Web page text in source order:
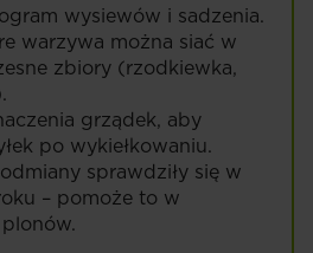
wysiewów i sadzenia.
warzywa można siać w
zbiory (rzodkiewka,
grządek, aby
po wykiełkowaniu.
sprawdziły się w
– pomoże to w